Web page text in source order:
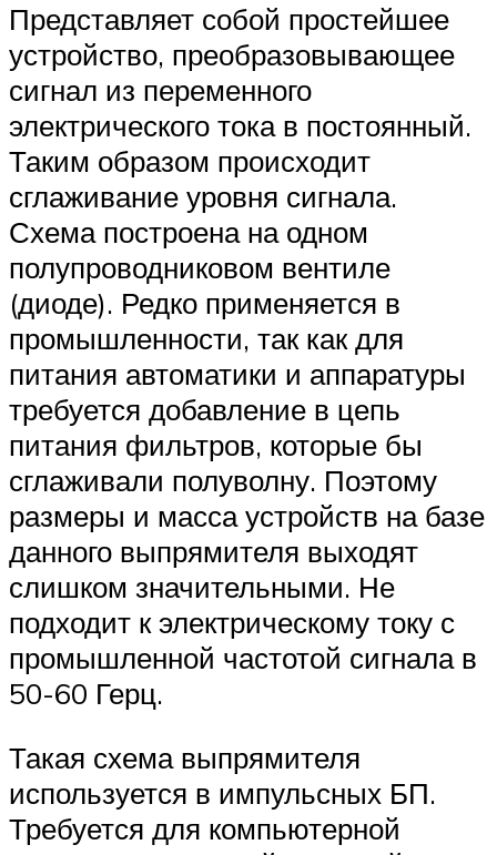
Представляет собой простейшее
устройство, преобразовывающее
сигнал из переменного
электрического тока в постоянный.
Таким образом происходит
сглаживание уровня сигнала.
Схема построена на одном
полупроводниковом вентиле
(диоде). Редко применяется в
промышленности, так как для
питания автоматики и аппаратуры
требуется добавление в цепь
питания фильтров, которые бы
сглаживали полуволну. Поэтому
размеры и масса устройств на базе
данного выпрямителя выходят
слишком значительными. Не
подходит к электрическому току с
промышленной частотой сигнала в
50-60 Герц.
Такая схема выпрямителя
используется в импульсных БП.
Требуется для компьютерной